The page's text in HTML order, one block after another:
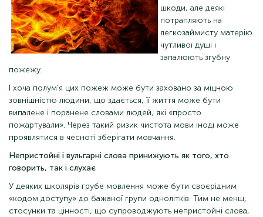
шкоди, але деякі
потрапляють на
легкозаймисту матерію
чутливої ​​душі і
запалюють згубну
пожежу.
І хоча полум'я цих пожеж може бути заховано за міцною
зовнішністю людини, що здається, її життя може бути
випалене і поранене словами людей, які «просто
пожартували». Через такий ризик чистота мови іноді може
проявлятися в чесноті зберігати мовчання.
Непристойні і вульгарні слова принижують як того, хто
говорить, так і слухає
У деяких школярів грубе мовлення може бути своєрідним
«кодом доступу» до бажаної групи однолітків. Тим не менш,
стосунки та цінності, що супроводжують непристойні слова,